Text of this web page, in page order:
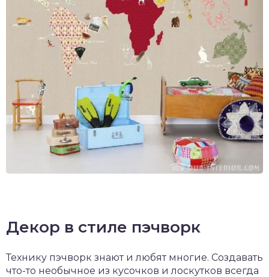
Декор в стиле пэчворк
Технику пэчворк знают и любят многие. Создавать
что-то необычное из кусочков и лоскутков всегда